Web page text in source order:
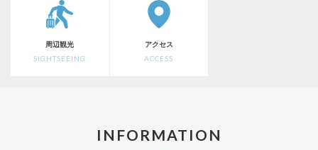
周辺観光
SIGHTSEEING
アクセス
ACCESS
INFORMATION